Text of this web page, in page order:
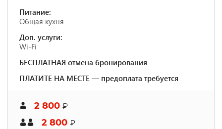
Питание:
Общая кухня
Доп. услуги:
Wi-Fi
БЕСПЛАТНАЯ отмена бронирования
ПЛАТИТЕ НА МЕСТЕ — предоплата требуется
2 800 ₽
2 800 ₽